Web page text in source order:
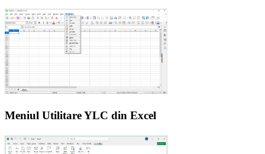
Meniul Utilitare YLC din Excel